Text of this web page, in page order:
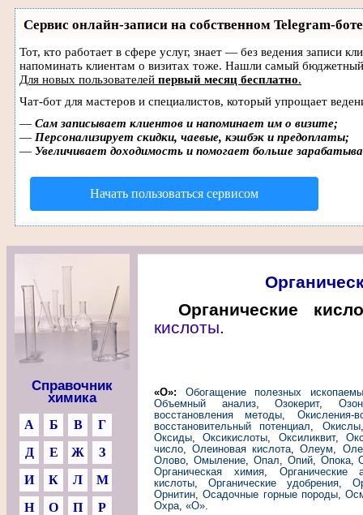
Сервис онлайн-записи на собственном Telegram-боте
Тот, кто работает в сфере услуг, знает — без ведения записи
напоминать клиентам о визитах тоже. Нашли самый
Для новых пользователей первый месяц бесплатно.
Чат-бот для мастеров и специалистов, который упрощает
— Сам записывает клиентов и напоминает им о визите;
— Персонализирует скидки, чаевые, кэшбэк и предоплаты;
— Увеличивает доходимость и помогает больше
Начать пользоваться сервисом
Справочник
химика
А Б В
Г
Д
Е Ж
З
И
К Л
М
Н
О П
Р
Органические
кислоты.
«О»:
Обогащение полезных
Объемный анализ, Озокерит, Озон
восстановления методы, Окисления-
восстановительный потенциал, Окислы
Оксиды,Оксикислоты, Оксиликвит,
число,Олеиновая кислота,Олеум,
Олово, Омыление, Опал, Опий, Опока,
Органическая химия, Органические
кислоты, Органические удобрения,
Орнитин,Осадочные горные породы,
Охра, «О».